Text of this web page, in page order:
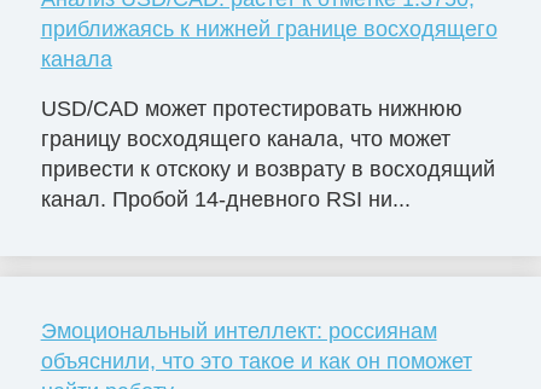
приближаясь к нижней границе восходящего
канала
USD/CAD может протестировать нижнюю
границу восходящего канала, что может
привести к отскоку и возврату в восходящий
канал. Пробой 14-дневного RSI ни...
Эмоциональный интеллект: россиянам
объяснили, что это такое и как он поможет